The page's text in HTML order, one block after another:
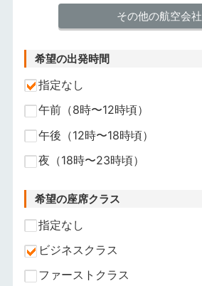
その他の航空会社
希望の出発時間
指定なし
午前（8時〜12時頃）
午後（12時〜18時頃）
夜（18時〜23時頃）
希望の座席クラス
指定なし
ビジネスクラス
ファーストクラス